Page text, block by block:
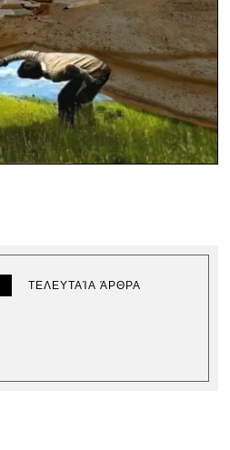
ΤΕΛΕΥΤΑΊΑ ΆΡΘΡΑ